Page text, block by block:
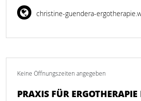
christine-guendera-
Keine Öffnungszeiten angegeben
PRAXIS FÜR